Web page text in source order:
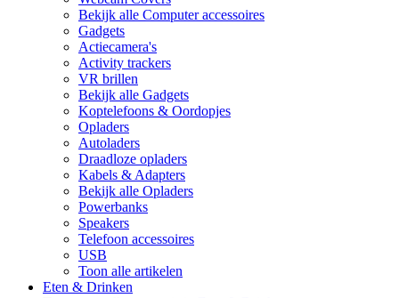
Bekijk alle Computer accessoires
Gadgets
Actiecamera's
Activity trackers
VR brillen
Bekijk alle Gadgets
Koptelefoons & Oordopjes
Opladers
Autoladers
Draadloze opladers
Kabels & Adapters
Bekijk alle Opladers
Powerbanks
Speakers
Telefoon accessoires
USB
Toon alle artikelen
Eten & Drinken